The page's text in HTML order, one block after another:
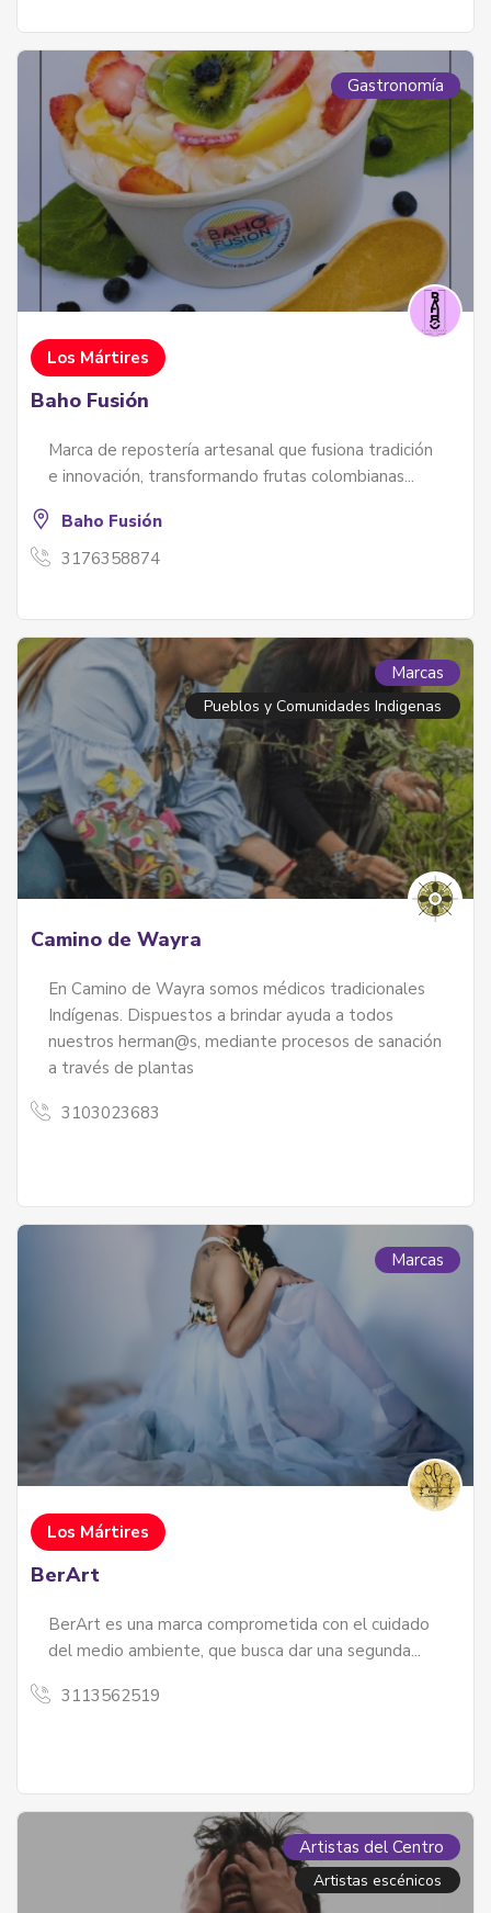
Gastronomía
Los Mártires
Baho Fusión
Marca de repostería artesanal que fusiona tradición
e innovación, transformando frutas colombianas...
Baho Fusión
3176358874
Marcas
Pueblos y Comunidades Indigenas
Camino de Wayra
En Camino de Wayra somos médicos tradicionales
Indígenas. Dispuestos a brindar ayuda a todos
nuestros herman@s, mediante procesos de sanación
a través de plantas
3103023683
Marcas
Los Mártires
BerArt
BerArt es una marca comprometida con el cuidado
del medio ambiente, que busca dar una segunda...
3113562519
Artistas del Centro
Artistas escénicos